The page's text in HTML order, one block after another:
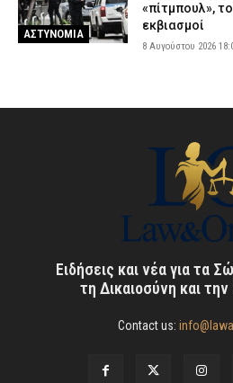
ΑΣΤΥΝΟΜΙΑ
«πίτμπουλ»,
εκβιασμοί
8 Αυγούστου 2026
Ειδήσεις και νέα για τα
τη Δικαιοσύνη και
Contact us: